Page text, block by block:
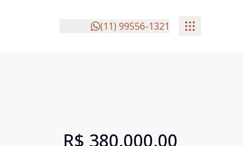
(11) 99556-1321
R$ 380.000,00